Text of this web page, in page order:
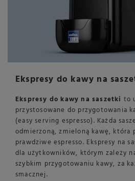
Ekspresy do kawy na
Ekspresy do kawy na saszetki to
przystosowane do przygotowania
(easy serving espresso). Każda
odmierzoną, zmieloną kawę, która
prawdziwe espresso. Ekspresy na
dla użytkowników, którym zależy
szybkim przygotowaniu kawy, za
smacznej.